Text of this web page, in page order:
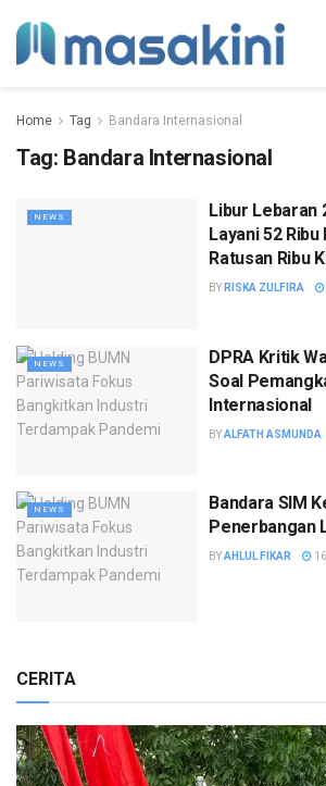
Home Tag Bandara Internasional
Tag: Bandara Internasional
NEWS
Libur Lebaran
Layani 52
Ratusan Ribu
BY RISKA ZULFIRA
NEWS
DPRA Kritik
Soal
Internasional
BYALFATH ASMUNDA
NEWS
Bandara SIM
Penerbangan
BYAHLUL FIKAR
CERITA